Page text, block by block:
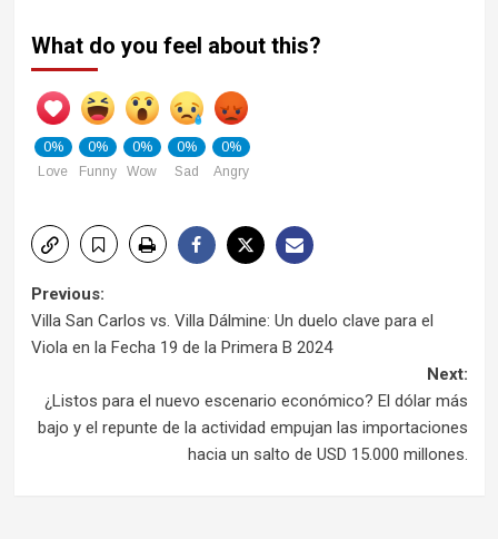
What do you feel about this?
0%
Love
0%
Funny
0%
Wow
0%
Sad
0%
Angry
Post
navigation
Previous:
Villa San Carlos vs. Villa Dálmine: Un duelo clave para el
Viola en la Fecha 19 de la Primera B 2024
Next:
¿Listos para el nuevo escenario económico? El dólar más
bajo y el repunte de la actividad empujan las importaciones
hacia un salto de USD 15.000 millones.